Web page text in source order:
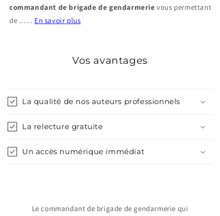
commandant de brigade de gendarmerie vous permettant
de ...... En savoir plus
Vos avantages
La qualité de nos auteurs professionnels
La relecture gratuite
Un accès numérique immédiat
Le commandant de brigade de gendarmerie qui